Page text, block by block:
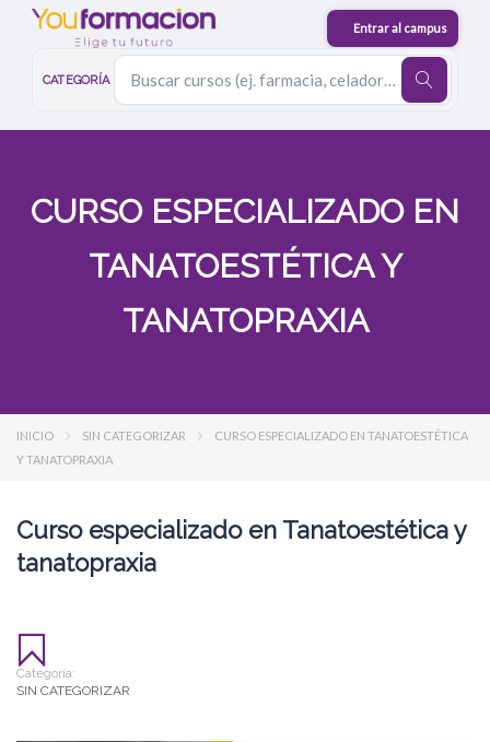
CATEGORÍA
CURSO ESPECIALIZADO EN
TANATOESTÉTICA Y
TANATOPRAXIA
INICIO SIN CATEGORIZAR
CURSO ESPECIALIZADO EN TANATOESTÉTICA
Y TANATOPRAXIA
Curso especializado en Tanatoestética y
tanatopraxia
Categoría:
SIN CATEGORIZAR